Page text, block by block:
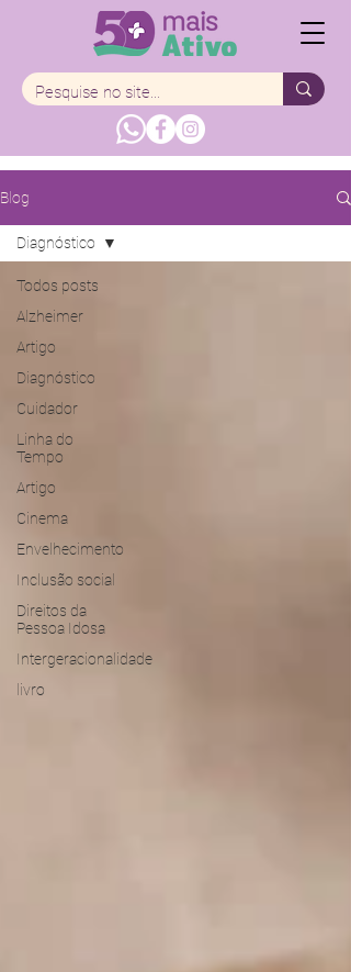
Blog
Todos posts
Alzheimer
Artigo
Diagnóstico
Cuidador
Linha do
Tempo
Artigo
Cinema
Envelhecimento
Inclusão social
Direitos da
Pessoa Idosa
Intergeracionalidade
livro
Diagnóstico